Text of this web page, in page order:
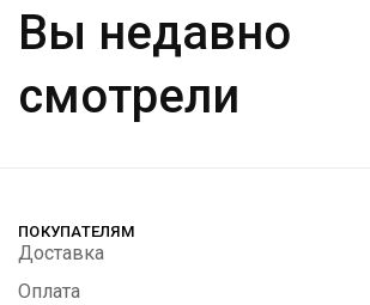
Вы недавно
смотрели
ПОКУПАТЕЛЯМ
Доставка
Оплата